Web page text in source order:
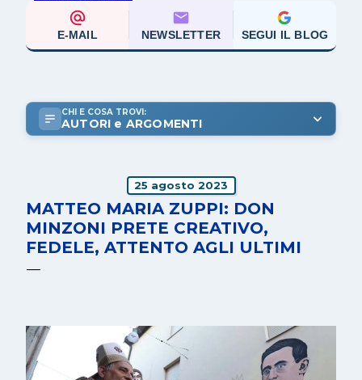
E-MAIL NEWSLETTER SEGUI IL BLOG
CHI E COSA TROVI:
AUTORI e ARGOMENTI
25 agosto 2023
MATTEO MARIA ZUPPI: DON
MINZONI PRETE CREATIVO,
FEDELE, ATTENTO AGLI ULTIMI